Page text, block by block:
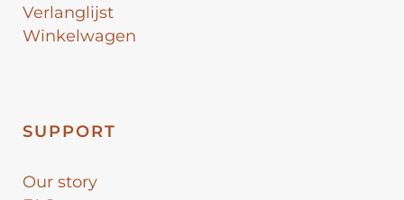
Verlanglijst
Winkelwagen
SUPPORT
Our story